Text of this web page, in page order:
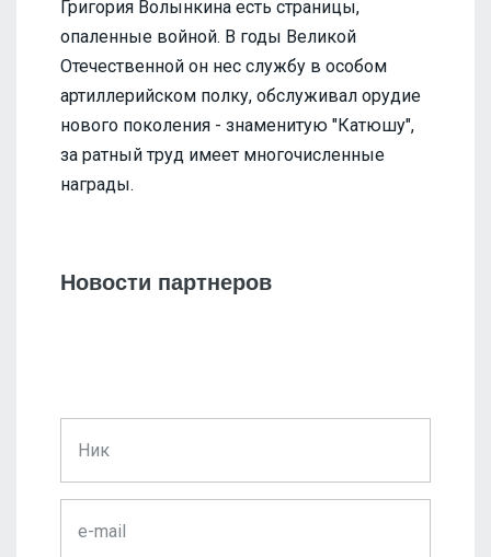
Григория Волынкина есть страницы,
опаленные войной. В годы Великой
Отечественной он нес службу в особом
артиллерийском полку, обслуживал орудие
нового поколения - знаменитую "Катюшу",
за ратный труд имеет многочисленные
награды.
Новости партнеров